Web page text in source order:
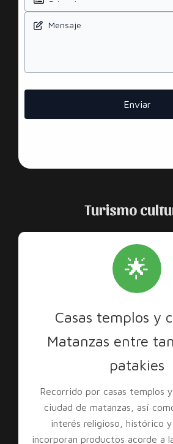
Mensaje
Enviar
Turismo
🌟
Casas templos y
Matanzas entre
patakies
Recorrido por casas templos
ciudad de matanzas, así
interés religioso, histórico
incorporan productos acorde a